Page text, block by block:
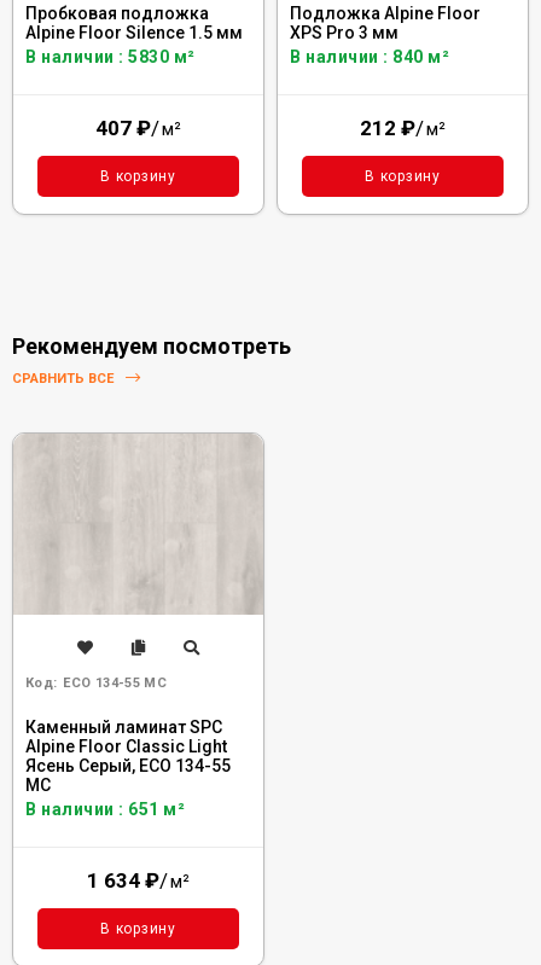
Пробковая подложка
Alpine Floor Silence 1.5 мм
В наличии : 5830 м²
407 ₽/м²
В корзину
Подложка Alpine Floor
XPS Pro 3 мм
В наличии : 840 м²
212 ₽/м²
В корзину
Рекомендуем посмотреть
СРАВНИТЬ ВСЕ
Код: ECO 134-55 MC
Каменный ламинат SPC
Alpine Floor Classic Light
Ясень Серый, ECO 134-55
MC
В наличии : 651 м²
1 634 ₽/м²
В корзину